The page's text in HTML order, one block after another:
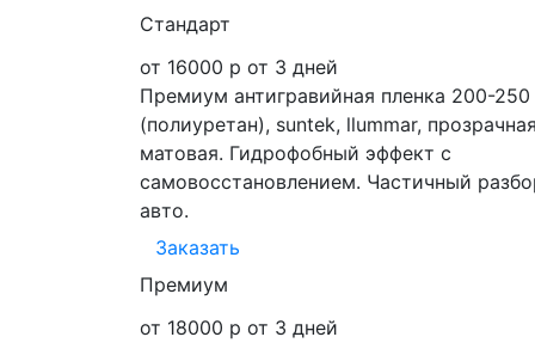
Стандарт
от 16000 р от 3 дней
Премиум антигравийная пленка 200-
(полиуретан), suntek, llummar,
матовая. Гидрофобный эффект с
самовосстановлением. Частичный
авто.
Заказать
Премиум
от 18000 р от 3 дней